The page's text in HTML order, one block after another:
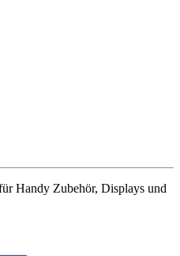
Handy Zubehör, Displays und